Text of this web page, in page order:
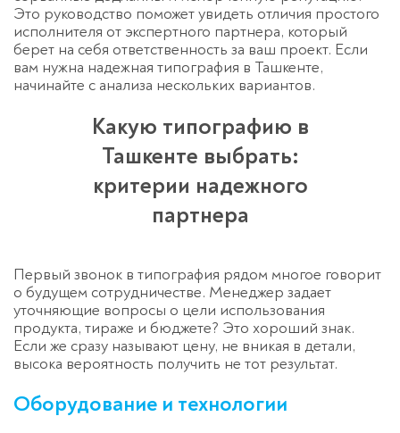
Это руководство поможет увидеть отличия простого
исполнителя от экспертного партнера, который
берет на себя ответственность за ваш проект. Если
вам нужна надежная типография в Ташкенте,
начинайте с анализа нескольких вариантов.
Какую типографию в
Ташкенте выбрать:
критерии надежного
партнера
Первый звонок в типография рядом многое говорит
о будущем сотрудничестве. Менеджер задает
уточняющие вопросы о цели использования
продукта, тираже и бюджете? Это хороший знак.
Если же сразу называют цену, не вникая в детали,
высока вероятность получить не тот результат.
Оборудование и технологии